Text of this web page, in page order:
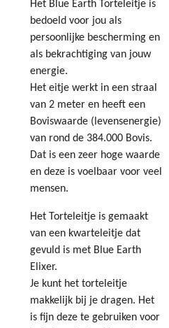
Het Blue Earth Torteleitje is
bedoeld voor jou als
persoonlijke bescherming en
als bekrachtiging van jouw
energie.
Het eitje werkt in een straal
van 2 meter en heeft een
Boviswaarde (levensenergie)
van rond de 384.000 Bovis.
Dat is een zeer hoge waarde
en deze is voelbaar voor veel
mensen.
Het Torteleitje is gemaakt
van een kwarteleitje dat
gevuld is met Blue Earth
Elixer.
Je kunt het torteleitje
makkelijk bij je dragen. Het
is fijn deze te gebruiken voor